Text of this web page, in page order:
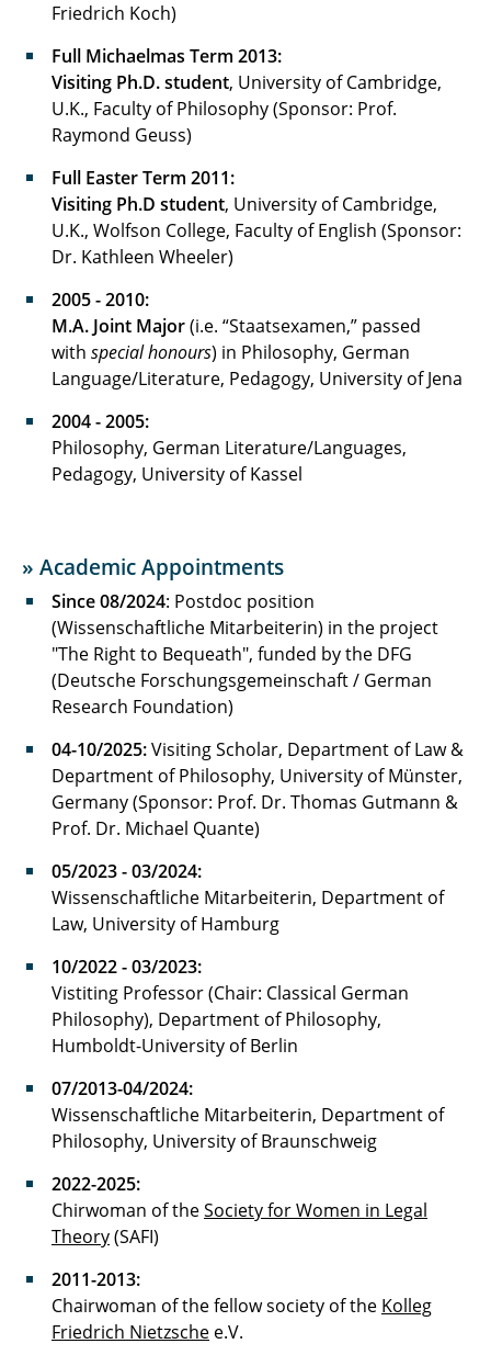
Friedrich Koch)
Full Michaelmas Term 2013:
Visiting Ph.D. student, University of Cambridge,
U.K., Faculty of Philosophy (Sponsor: Prof.
Raymond Geuss)
Full Easter Term 2011:
Visiting Ph.D student, University of Cambridge,
U.K., Wolfson College, Faculty of English (Sponsor:
Dr. Kathleen Wheeler)
2005 - 2010:
M.A. Joint Major(i.e. “Staatsexamen,” passed
with special honours) in Philosophy, German
Language/Literature, Pedagogy, University of Jena
2004 - 2005:
Philosophy, German Literature/Languages,
Pedagogy, University of Kassel
» Academic Appointments
Since 08/2024: Postdoc position
(Wissenschaftliche Mitarbeiterin) in the project
"The Right to Bequeath", funded by the DFG
(Deutsche Forschungsgemeinschaft / German
Research Foundation)
04-10/2025:Visiting Scholar, Department of Law &
Department of Philosophy, University of Münster,
Germany (Sponsor: Prof. Dr. Thomas Gutmann &
Prof. Dr. Michael Quante)
05/2023 - 03/2024:
Wissenschaftliche Mitarbeiterin, Department of
Law, University of Hamburg
10/2022 - 03/2023:
Vistiting Professor (Chair: Classical German
Philosophy), Department of Philosophy,
Humboldt-University of Berlin
07/2013-04/2024:
Wissenschaftliche Mitarbeiterin, Department of
Philosophy, University of Braunschweig
2022-2025:
Chirwoman of theSociety for Women in Legal
Theory(SAFI)
2011-2013:
Chairwoman of the fellow society of the Kolleg
Friedrich Nietzsche e.V.